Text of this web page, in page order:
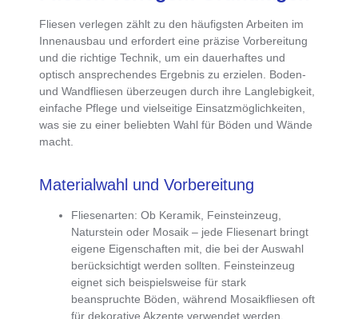
Fliesen verlegen zählt zu den häufigsten Arbeiten im
Innenausbau und erfordert eine präzise Vorbereitung
und die richtige Technik , um ein dauerhaftes und
optisch ansprechendes Ergebnis zu erzielen. Boden-
und Wandfliesen überzeugen durch ihre Langlebigkeit,
einfache Pflege und vielseitige Einsatzmöglichkeiten
was sie zu einer beliebten Wahl für Böden und Wände
macht.
Materialwahl und Vorbereitung
Fliesenarten: Ob Keramik, Feinsteinzeug,
Naturstein oder Mosaik – jede Fliesenart bringt
eigene Eigenschaften mit , die bei der Auswahl
berücksichtigt werden sollten. Feinsteinzeug
eignet sich beispielsweise für stark
beanspruchte Böden, während Mosaikfliesen oft
für dekorative Akzente verwendet werden.